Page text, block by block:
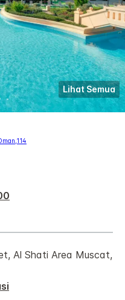
Lihat Semua
Al Shati Area Muscat,